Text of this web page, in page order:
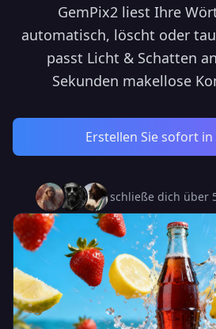
GemPix2 liest Ihre
automatisch, löscht oder
passt Licht & Schatten
Sekunden makellose
Erstellen Sie sofort in
schließe dich über